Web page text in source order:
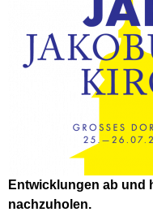
Entwicklungen ab und
nachzuholen.